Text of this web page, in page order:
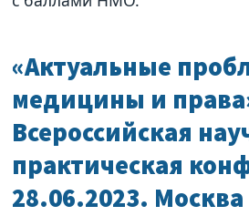
«Актуальные
медицины и
Всероссийская
практическая
28.06.2023. Москва